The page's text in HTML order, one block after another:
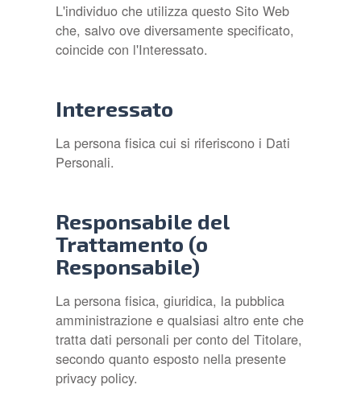
L'individuo che utilizza questo Sito Web
che, salvo ove diversamente specificato,
coincide con l'Interessato.
Interessato
La persona fisica cui si riferiscono i Dati
Personali.
Responsabile del
Trattamento (o
Responsabile)
La persona fisica, giuridica, la pubblica
amministrazione e qualsiasi altro ente che
tratta dati personali per conto del Titolare,
secondo quanto esposto nella presente
privacy policy.